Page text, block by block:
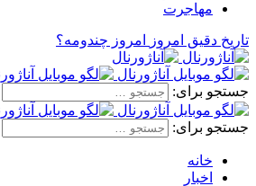
مهاجرت
تاریخ دقیق امروز امروز چندومه؟
جستجو برای:
جستجو برای:
خانه
اخبار